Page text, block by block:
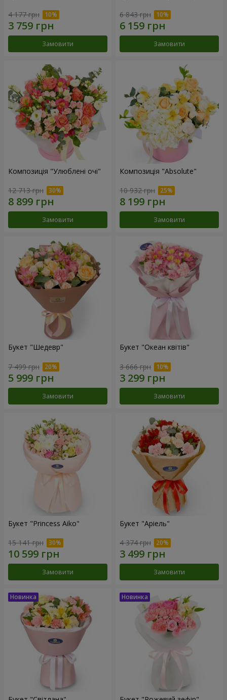
4 177 грн
Замовити
6 843 грн
Замовити
Композиція "Улюблені очі"
12 713 грн
Замовити
Композиція "Absolute"
10 932 грн
Замовити
Букет "Шедевр"
7 499 грн
Замовити
Букет "Океан квітів"
3 666 грн
Замовити
Букет "Princess Aiko"
15 141 грн
Замовити
Букет "Аріель"
4 374 грн
Замовити